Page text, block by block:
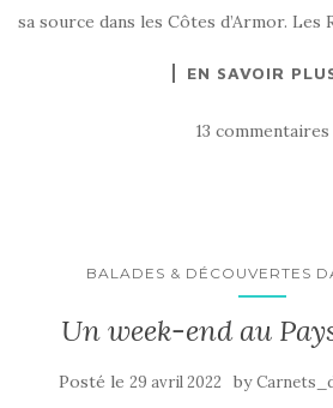
sa source dans les Côtes d’Armor. Les
EN SAVOIR
13 commentaires
BALADES & DÉCOUVERTES
Un week-end au
Posté le 29 avril 2022 by